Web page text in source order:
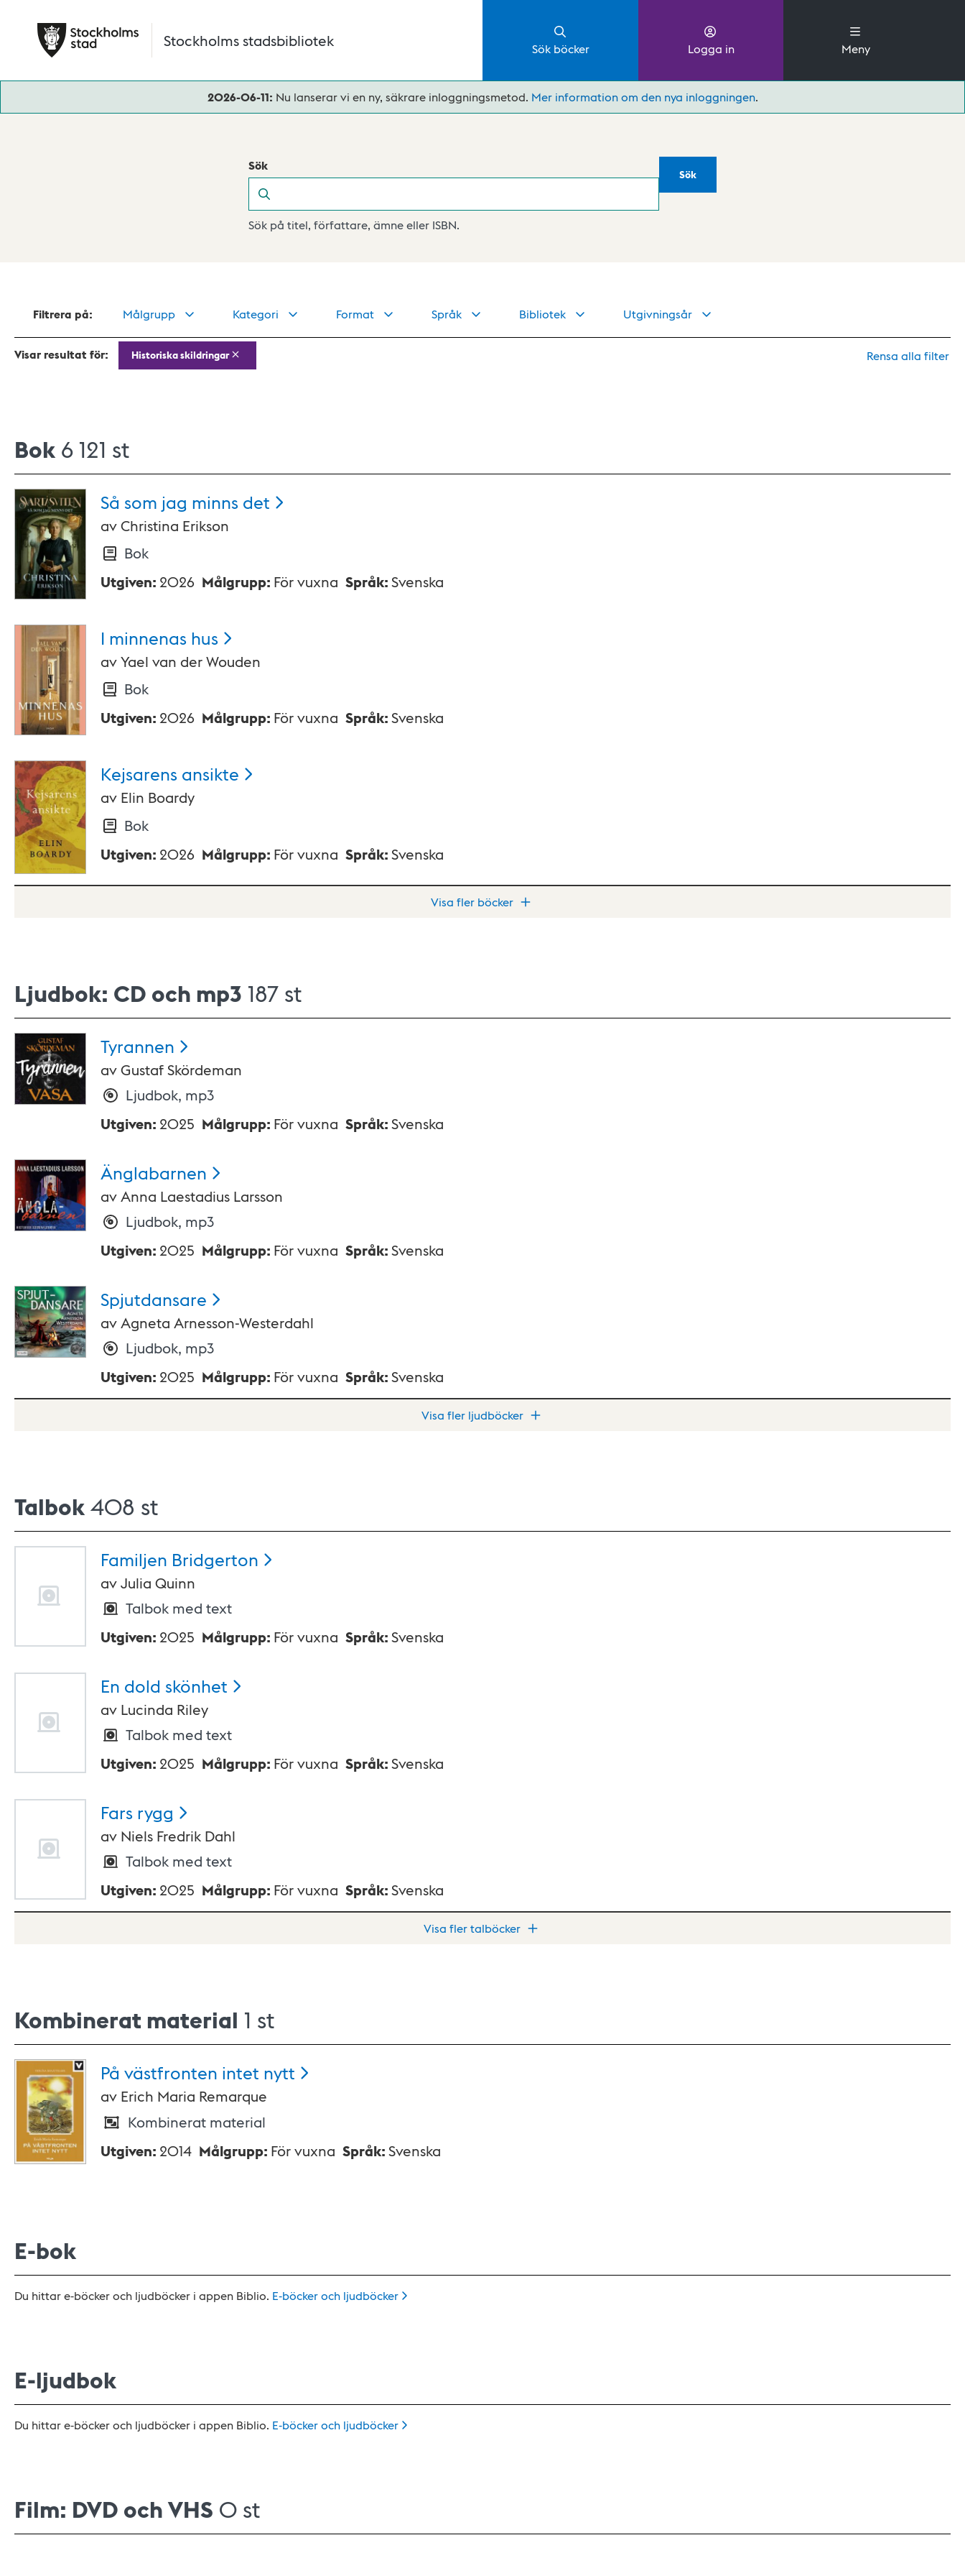
Stockholms stadsbibliotek Sök böcker Logga in Meny
2026-06-11: Nu lanserar vi en ny, säkrare inloggningsmetod. Mer information om den nya inloggningen.
Sök
Sök
Sök på titel, författare, ämne eller ISBN.
Filtrera på: Målgrupp Kategori Format Språk Bibliotek Utgivningsår
Visar resultat för: Historiska skildringar Rensa alla filter
Bok 6 121 st
Så som jag minns det
avChristina Erikson
Bok
Utgiven:2026 Målgrupp: För vuxna Språk:Svenska
I minnenas hus
avYael van der Wouden
Bok
Utgiven:2026 Målgrupp: För vuxna Språk:Svenska
Kejsarens ansikte
av Elin Boardy
Bok
Utgiven: 2026 Målgrupp: För vuxna Språk:Svenska
Visa fler böcker
Ljudbok: CD och mp3 187 st
Tyrannen
avGustaf Skördeman
Ljudbok, mp3
Utgiven: 2025 Målgrupp: För vuxna Språk:Svenska
Änglabarnen
avAnna Laestadius Larsson
Ljudbok, mp3
Utgiven: 2025 Målgrupp: För vuxna Språk:Svenska
Spjutdansare
avAgneta Arnesson-Westerdahl
Ljudbok, mp3
Utgiven: 2025 Målgrupp: För vuxna Språk:Svenska
Visa fler ljudböcker
Talbok408 st
Familjen Bridgerton
avJulia Quinn
Talbok med text
Utgiven: 2025 Målgrupp: För vuxna Språk:Svenska
En dold skönhet
av Lucinda Riley
Talbok med text
Utgiven: 2025 Målgrupp: För vuxna Språk:Svenska
Fars rygg
av Niels Fredrik Dahl
Talbok med text
Utgiven: 2025 Målgrupp: För vuxna Språk:Svenska
Visa fler talböcker
Kombinerat material 1 st
På västfronten intet nytt
av Erich Maria Remarque
Kombinerat material
Utgiven:2014 Målgrupp: För vuxna Språk:Svenska
E-bok
Du hittar e-böcker och ljudböcker i appen Biblio. E-böcker och ljudböcker
E-ljudbok
Du hittar e-böcker och ljudböcker i appen Biblio. E-böcker och ljudböcker
Film: DVD och VHS 0 st